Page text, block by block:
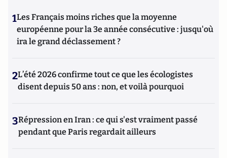
1Les Français moins riches que la moyenne
européenne pour la 3e année consécutive : jusqu'où
ira le grand déclassement ?
2L’été 2026 confirme tout ce que les écologistes
disent depuis 50 ans : non, et voilà pourquoi
3Répression en Iran : ce qui s'est vraiment passé
pendant que Paris regardait ailleurs